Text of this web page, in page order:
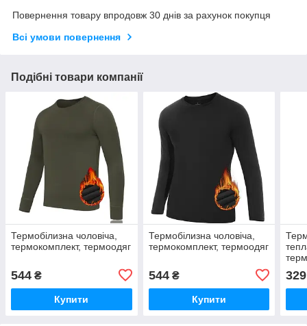
Повернення товару впродовж 30 днів за рахунок покупця
Всі умови повернення
Подібні товари компанії
Термобілизна чоловіча,
термокомплект, термоодяг
544 ₴
Купити
Термобілизна чоловіча,
термокомплект, термоодяг
544₴
Купити
329